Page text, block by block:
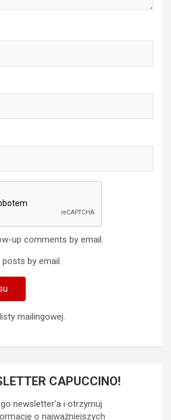
up comments by email.
by email.
mailingowej.
CAPUCCINO!
newsletter'a i otrzymuj
o najważniejszych